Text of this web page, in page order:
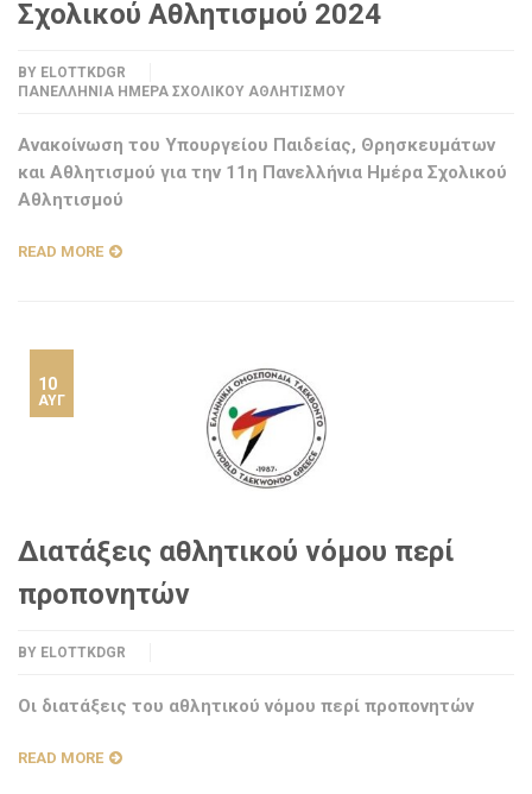
Σχολικού Αθλητισμού 2024
BY ELOTTKDGR
ΠΑΝΕΛΛΉΝΙΑ ΗΜΈΡΑ ΣΧΟΛΙΚΟΎ ΑΘΛΗΤΙΣΜΟΎ
Ανακοίνωση του Υπουργείου Παιδείας, Θρησκευμάτων
και Αθλητισμού για την 11η Πανελλήνια Ημέρα Σχολικού
Αθλητισμού
READ MORE
10
ΑΥΓ
Διατάξεις αθλητικού νόμου περί
προπονητών
BY ELOTTKDGR
Οι διατάξεις του αθλητικού νόμου περί προπονητών
READ MORE